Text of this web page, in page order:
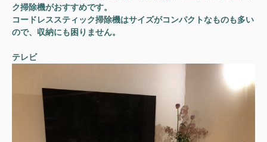
ク掃除機がおすすめです。
コードレススティック掃除機はサイズがコンパクトなものも多い
ので、収納にも困りません。
テレビ